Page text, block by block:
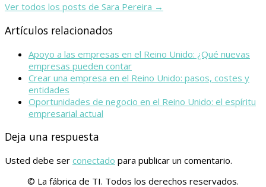
Ver todos los posts de Sara Pereira →
Artículos relacionados
Apoyo a las empresas en el Reino Unido: ¿Qué nuevas
empresas pueden contar
Crear una empresa en el Reino Unido: pasos, costes y
entidades
Oportunidades de negocio en el Reino Unido: el espíritu
empresarial actual
Deja una respuesta
Usted debe ser conectado para publicar un comentario.
© La fábrica de TI. Todos los derechos reservados.